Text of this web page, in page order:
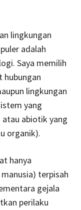
lingkungan
adalah
Saya memilih
lingkungan
yang
atau abiotik yang
organik).
hanya
terpisah
gejala
perilaku